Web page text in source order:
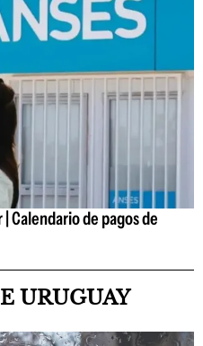
| Calendario de pagos de
URUGUAY